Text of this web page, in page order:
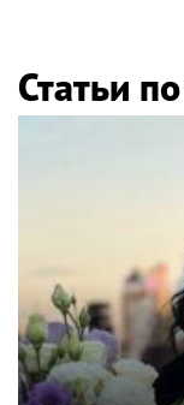
Статьи